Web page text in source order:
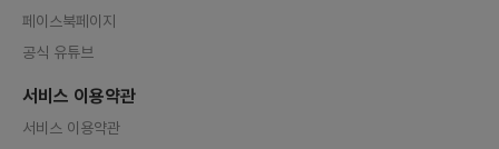
페이스북페이지
공식 유튜브
서비스 이용약관
서비스 이용약관